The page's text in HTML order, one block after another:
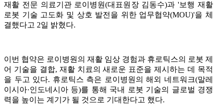
재활 전문 의료기관 로이병원(대표원장 김동수)과 '보행 재활
로봇 기술 고도화 및 상호 발전을 위한 업무협약(MOU)'을 체
결했다고 2일 밝혔다.
이번 협약은 로이병원의 재활 임상 경험과 휴로틱스의 로봇 제
어 기술을 결합, 재활 치료의 새로운 표준을 제시하는 데 목적
을 두고 있다. 휴로틱스 측은 로이병원의 해외 네트워크(말레
이시아·인도네시아 등)를 통해 국내 로봇 기술의 글로벌 경쟁
력을 높이는 계기가 될 것으로 기대한다고 했다.